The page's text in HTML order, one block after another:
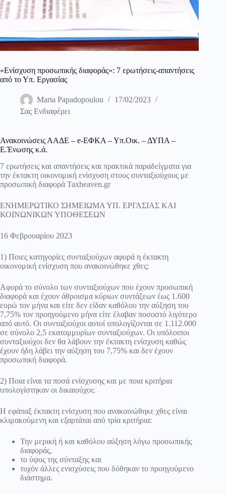
«Ενίσχυση προσωπικής διαφοράς»: 7 ερωτήσεις-απαντήσεις
από το Υπ. Εργασίας
Maria Papadopoulou
17/02/2023
Σας Ενδιαφέρει
Ανακοινώσεις ΑΑΔΕ – e-ΕΦΚΑ – Υπ.Οικ. – ΔΥΠΑ –
Ε.Ένωσης κ.ά.
7 ερωτήσεις και απαντήσεις και πρακτικά παραδείγματα για
την έκτακτη οικονομική ενίσχυση στους συνταξιούχους με
προσωπική διαφορά Taxheaven.gr
ΕΝΗΜΕΡΩΤΙΚΟ ΣΗΜΕΙΩΜΑ ΥΠ. ΕΡΓΑΣΙΑΣ ΚΑΙ
ΚΟΙΝΩΝΙΚΩΝ ΥΠΟΘΕΣΕΩΝ
16 Φεβρουαρίου 2023
1) Ποιες κατηγορίες συνταξιούχων αφορά η έκτακτη
οικονομική ενίσχυση που ανακοινώθηκε χθες;
Αφορά το σύνολο των συνταξιούχων που έχουν προσωπική
διαφορά και έχουν άθροισμα κύριων συντάξεων έως 1.600
ευρώ τον μήνα και είτε δεν είδαν καθόλου την αύξηση του
7,75% τον προηγούμενο μήνα είτε έλαβαν ποσοστό λιγότερο
από αυτό. Οι συνταξιούχοι αυτοί υπολογίζονται σε 1.112.000
σε σύνολο 2,5 εκατομμυρίων συνταξιούχων. Οι υπόλοιποι
συνταξιούχοι δεν θα λάβουν την έκτακτη ενίσχυση καθώς
έχουν ήδη λάβει την αύξηση του 7,75% και δεν έχουν
προσωπική διαφορά.
2) Ποια είναι τα ποσά ενίσχυσης και με ποια κριτήρια
υπολογίστηκαν οι δικαιούχοι;
Η εφάπαξ έκτακτη ενίσχυση που ανακοινώθηκε χθες είναι
κλιμακούμενη και εξαρτάται από τρία κριτήρια:
Την μερική ή και καθόλου αύξηση λόγω προσωπικής
διαφοράς,
το ύψος της σύνταξης και
τυχόν άλλες ενισχύσεις που δόθηκαν το προηγούμενο
διάστημα.